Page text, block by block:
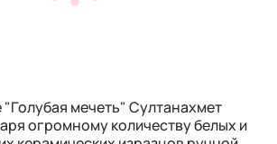
мечеть" Султанахмет
огромному количеству белых и